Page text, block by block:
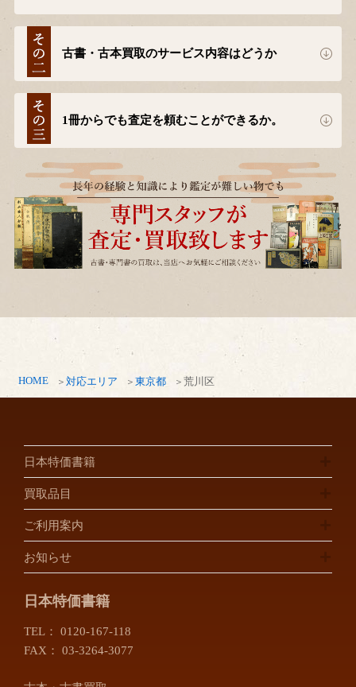
HOME 対応エリア 東京都 荒川区
古書・古本買取のサービス内容はどうか
1冊からでも査定を頼むことができるか。
日本特価書籍
買取品目
ご利用案内
お知らせ
日本特価書籍
TEL： 0120-167-118
FAX： 03-3264-3077